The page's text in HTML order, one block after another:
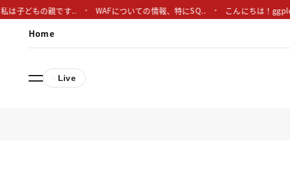
もの親です.. WAFについての情報、特にSQ.. こんにちは！ggplot2 3..
Home
Live